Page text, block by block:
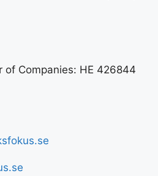
of Companies: HE 426844